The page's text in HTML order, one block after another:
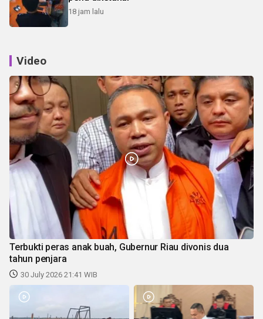
18 jam lalu
Video
Terbukti peras anak buah, Gubernur Riau divonis dua
tahun penjara
30 July 2026 21:41 WIB